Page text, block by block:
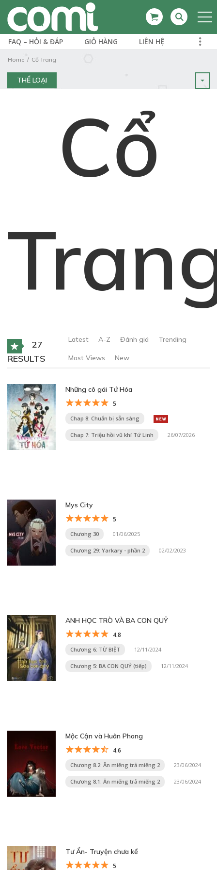
FAQ – HỎI & ĐÁP GIỎ HÀNG LIÊN HỆ
Home Cổ Trang
THỂ LOẠI
Cổ
27
RESULTS
Latest A-Z Đánh giá Trending
Most Views New
Những cô gái Tứ Hóa
5
Chap 8: Chuẩn bị sẵn sàng
Chap 7: Triệu hồi vũ khí Tứ Linh 26/07/2026
Mys City
5
Chương 30 01/06/2025
Chương 29: Yarkary - phần 2 02/02/2023
ANH HỌC TRÒ VÀ BA CON QUỶ
4.8
Chương 6: TỪ BIỆT 12/11/2024
Chương 5: BA CON QUỶ (tiếp) 12/11/2024
Mộc Cận và Huân Phong
4.6
Chương 8.2: Ăn miếng trả miếng 2 23/06/2024
Chương 8.1: Ăn miếng trả miếng 2 23/06/2024
Tư Ẩn- Truyện chưa kể
5